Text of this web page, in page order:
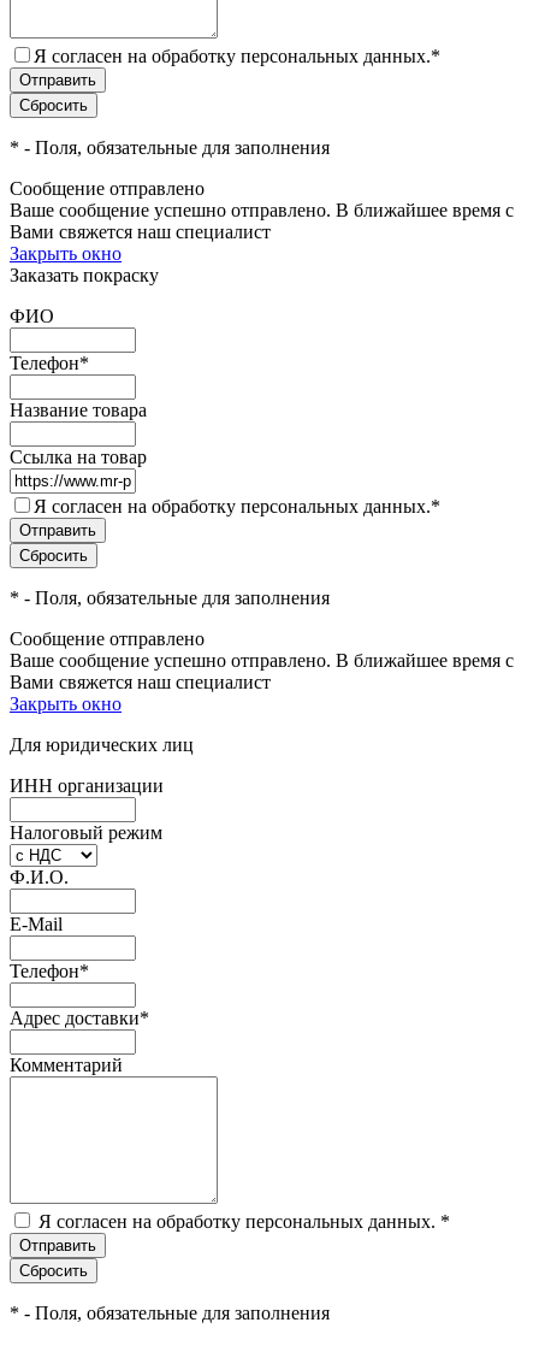
Я согласен на обработку персональных данных.*
* - Поля, обязательные для заполнения
Сообщение отправлено
Ваше сообщение успешно отправлено. В ближайшее время с
Вами свяжется наш специалист
Закрыть окно
Заказать покраску
ФИО
Телефон*
Название товара
Ссылка на товар
Я согласен на обработку персональных данных.*
* - Поля, обязательные для заполнения
Сообщение отправлено
Ваше сообщение успешно отправлено. В ближайшее время с
Вами свяжется наш специалист
Закрыть окно
Для юридических лиц
ИНН организации
Налоговый режим
Ф.И.О.
E-Mail
Телефон*
Адрес доставки*
Комментарий
Я согласен на обработку персональных данных. *
* - Поля, обязательные для заполнения